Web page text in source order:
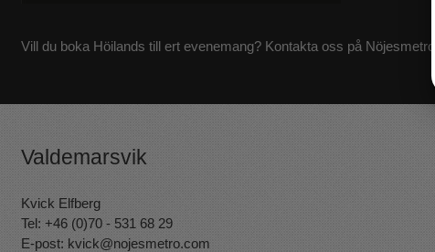
Vill du boka Höilands till ert evenemang? Kontakta oss på Nöjesmetro!
Valdemarsvik
Kvick Elfberg
Tel: +46 (0)70 - 531 68 29
E-post: kvick@nojesmetro.com